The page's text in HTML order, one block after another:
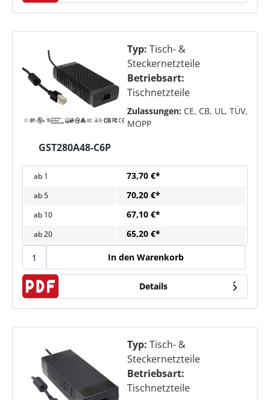
GST280A48-C6P
Typ: Tisch- &
Steckernetzteile
Betriebsart:
Tischnetzteile
Zulassungen: CE, CB, UL, TÜV,
MOPP
ab 1 73,70 €*
ab5 70,20 €*
ab 10 67,10 €*
ab20 65,20 €*
In den Warenkorb
Details
Typ: Tisch- &
Steckernetzteile
Betriebsart:
Tischnetzteile